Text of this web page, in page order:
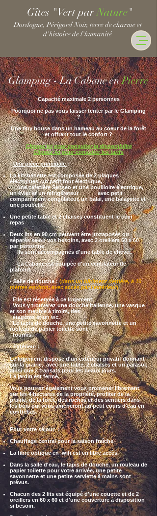
Dordogne, Périgord Noir, terre de charme et
d'histoire de l'humanité
Gîtes "Vert parNature"
Glamping - La Cabane enPierre
Capacité maximale 2 personnes
Pourquoi ne pas vous laisser tenter par le Glamping
?
Une tiny house dans un hameau au coeur de la forêt
et offrant tout le confort ?
Cliquez ici pour consulter la disponibilité
Cliquez ici pour consulter les tarifs
-Une pièce principale:
La kitchenette est composée de 2 plaques
électriques, un petit four électrique,
une cafetière Senseo et une bouilloire électrique,
un évier et un réfrigérateur avec petit
compartiment congélateur, unbalai, une balayette et
une poubelle.
Une petite table et 2 chaises constituent le coin
repas
Deux lits en 90 cm peuvent être juxtaposés ou
séparés selon vos besoins, avec 2 oreillers 60 x 60
par personne.
Ils sont accompagnés d'une table de chevet.
La Cabane est équipée d'un ventilateur de
plafond.
-Salle de douche:(dans un bâtiment derrière, à 10
mètres environ, avec accès par l'extérieur)
Elle est réservée à ce logement.
Vous y trouverez une douche italienne, une vasque
et son meuble à tiroirs, des
étagères et un wc.
Le tapis de douche, une petite savonnette et un
rouleau de papiertoilettesont
fournis.
-Extérieur:
Le logement dispose d'un extérieur privatif donnant
sur la prairie, avec une table, 2 chaises et un parasol,
ainsi que2 transats pour les beaux jours.
Le jardin est fermé.
Vous pourrez également vous promener librement
sur les 4 hectares de la propriété, profiter de la
prairie, de la forêt, des roches et des sentiers dans
les bois qui vous amèneront au petit cours d'eau en
contrebas.
Pour votre séjour:
Chauffage central pour la saison fraîche
La fibre optique en wifi est en libre accès.
Dans la salle d'eau, le tapis de douche, un rouleau de
papier toilette pour votre arrivée, une petite
savonnette et une petite serviette à mains sont
prévus.
Chacun des 2 lits est équipé d'une couette et de 2
oreillers en 60 x 60 et d'une couvertureà disposition
si besoin.